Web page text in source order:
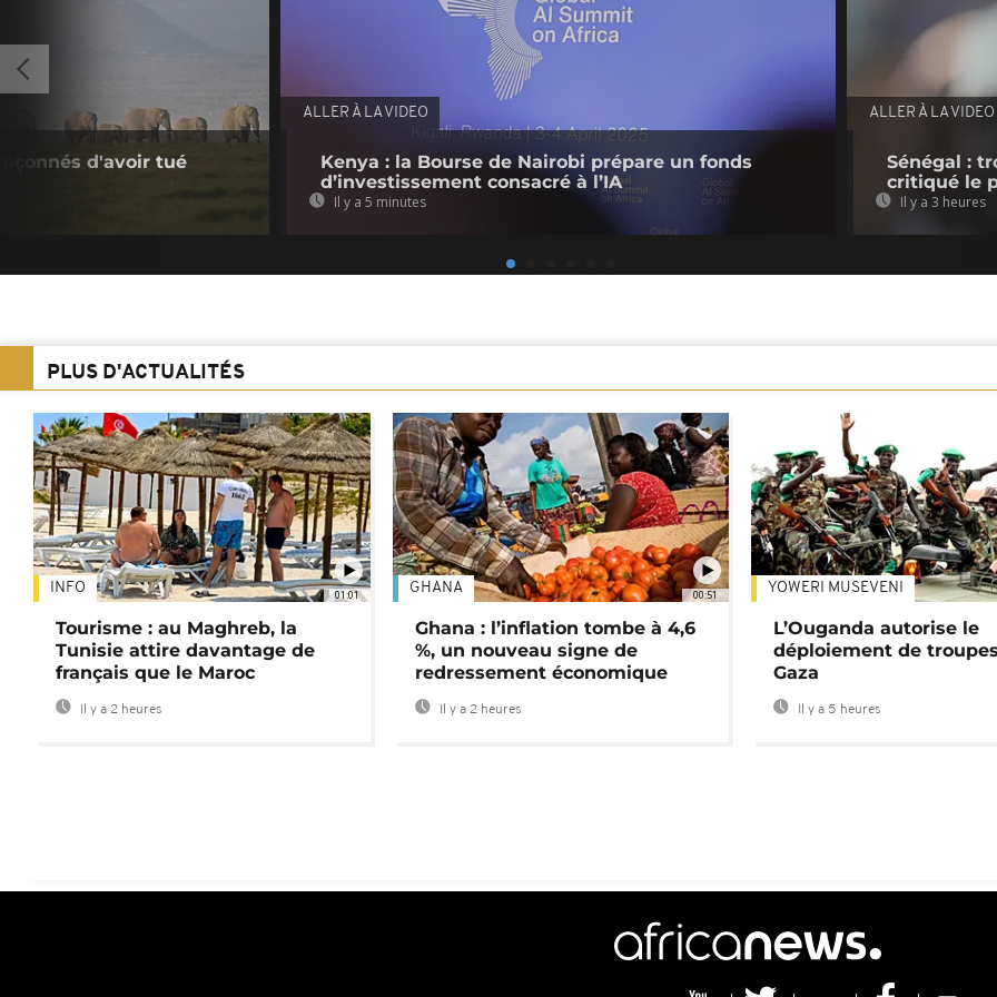
d'avoir tué
ALLER À LA VIDEO
Kenya : la Bourse de Nairobi prépare un fonds
d’investissement consacré à l’IA
Il y a 5 minutes
ALLER À LA VIDEO
Sénégal :
critiqué le
Il y a 3 heures
PLUS D'ACTUALITÉS
01:01
INFO
Tourisme : au Maghreb, la
Tunisie attire davantage de
français que le Maroc
Il y a 2 heures
00:51
GHANA
Ghana : l’inflation tombe à 4,6
%, un nouveau signe de
redressement économique
Il y a 2 heures
YOWERI MUSEVENI
L’Ouganda autorise le
déploiement de
Gaza
Il y a 5 heures